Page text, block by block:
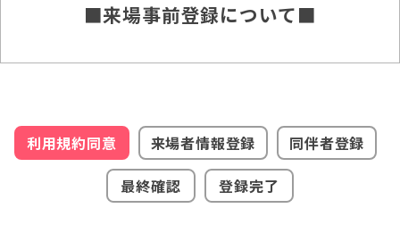
■来場事前登録について■
利用規約同意 来場者情報登録
同伴者登録
最終確認
登録完了